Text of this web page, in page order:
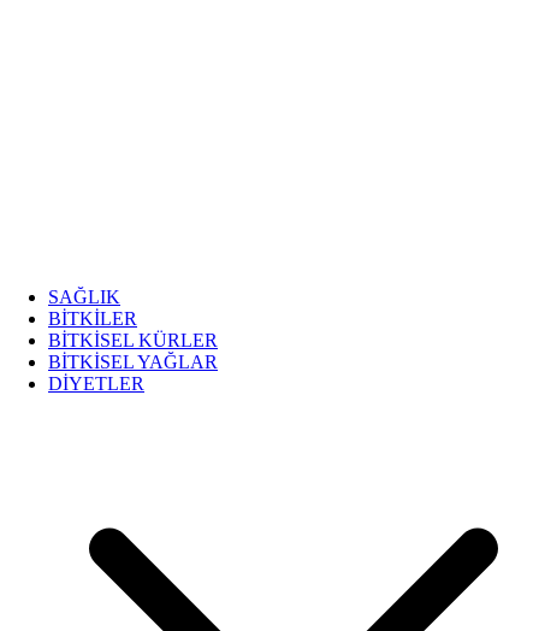
SAĞLIK
BİTKİLER
BİTKİSEL KÜRLER
BİTKİSEL YAĞLAR
DİYETLER